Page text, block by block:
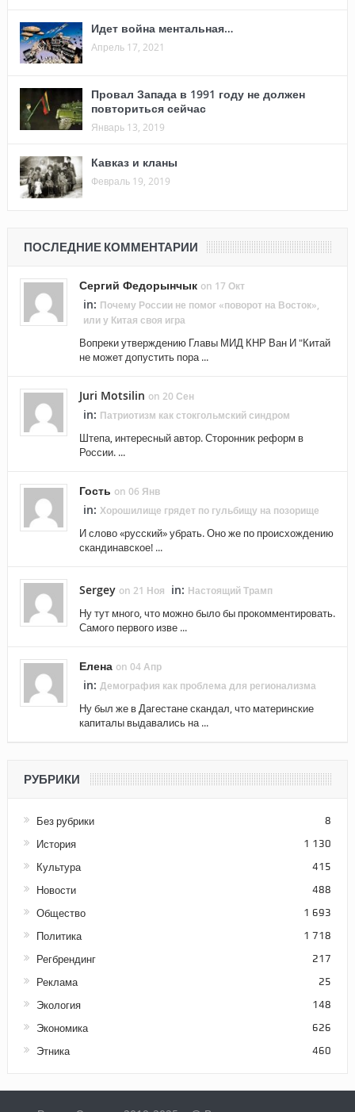
Идет война ментальная…
Апрель 17, 2021
Провал Запада в 1991 году не должен
повториться сейчас
Январь 13, 2019
Кавказ и кланы
Февраль 19, 2019
ПОСЛЕДНИЕ КОММЕНТАРИИ
Сергий Федорынчык on 17 Окт
in: Почему России не помог «поворот на Восток»,
или у Китая своя игра
Вопреки утверждению Главы МИД КНР Ван И "Китай
не может допустить пора ...
Juri Motsilin on 20 Сен
in: Патриотизм как стокгольмский синдром
Штепа, интересный автор. Сторонник реформ в
России. ...
Гость on 06 Янв
in: Хорошилище грядет по гульбищу на позорище
И слово «русский» убрать. Оно же по происхождению
скандинавское! ...
Sergey on 21 Ноя in: Настоящий Трамп
Ну тут много, что можно было бы прокомментировать.
Самого первого изве ...
Елена on 04 Апр
in: Демография как проблема для регионализма
Ну был же в Дагестане скандал, что материнские
капиталы выдавались на ...
РУБРИКИ
Без рубрики 8
История 1 130
Культура 415
Новости 488
Общество 1 693
Политика 1 718
Регбрендинг 217
Реклама 25
Экология 148
Экономика 626
Этника 460